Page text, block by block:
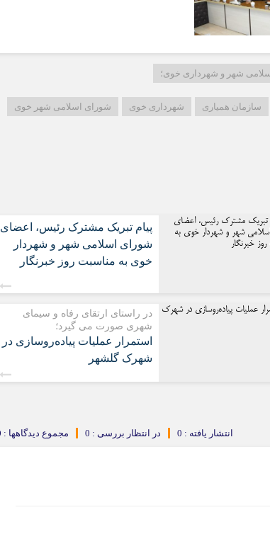
شهر و شهرداری خوی؛
سازمان همیاری شهرداری خوی شورای اسلامی شهر خوی
پیام تبریک مشترک رئیس، اعضای
شورای اسلامی شهر و شهردار
خوی به مناسبت روز خبرنگار
در راستای ارتقای رفاه و سیمای
شهری صورت می گیرد؛
استمرار عملیات پیاده‌روسازی در
شهرک گلشهر
مجموع دیدگاهها : 0 در انتظار بررسی : 0 انتشار یافته : 0